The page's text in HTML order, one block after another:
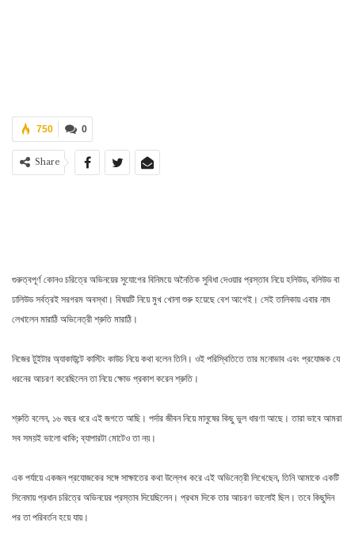
0
750
Share
গুরুত্বপূর্ণ কোনও চরিত্রে অভিনয়ের সুযোগের বিনিময়ে অনৈতিক সুবিধা দেওয়ার প্রস্তাব নিয়ে হলিউড, বলিউড বা
ঢালিউড সর্বত্রই সরগরম অবস্থা। বিষয়টি নিয়ে মুখ খোলা শুরু হয়েছে বেশ আগেই। সেই তালিকায় এবার নাম
লেখালেন মারাঠি অভিনেত্রী শ্রুতি মারাঠি।
নিজের টুইটার অ্যাকাউন্টে কাস্টিং কাউচ নিয়ে কথা বলেন তিনি। ওই পরিস্থিতিতে তার মনোভাব এবং প্রযোজক যে
ধরনের আচরণ করেছিলেন তা নিয়ে ক্ষোভ প্রকাশ করেন শ্রুতি।
শ্রুতি বলেন, ১৬ বছর ধরে এই জগতে আছি। পর্দার জীবন নিয়ে মানুষের কিছু ভুল ধারণা আছে। তারা ভাবে আমরা
সব সময়ই ভালো থাকি; ব্যাপারটা মোটেও তা নয়।
এক পর্যায়ে একজন প্রযোজকের সঙ্গে সাক্ষাতের কথা উল্লেখ করে এই অভিনেত্রী লিখেছেন, তিনি আমাকে একটি
সিনেমায় প্রধান চরিত্রে অভিনয়ের প্রস্তাব দিয়েছিলেন। প্রথম দিকে তার আচরণ ভালোই ছিল। তবে কিছুদিন
পর তা পরিবর্তন হয়ে যায়।